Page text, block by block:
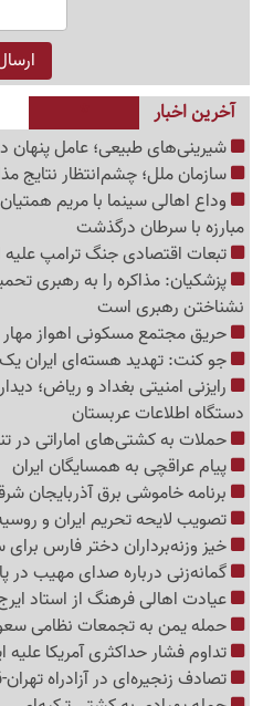
آخرین اخبار
شیرینی‌های طبیعی؛ عامل پنهان
سازمان ملل؛ چشم‌انتظار نتایج
مبارزه با سرطان درگذشت
تبعات اقتصادی جنگ ترامپ علیه
پزشکیان: مذاکره را به رهبری
نشناختن رهبری است
حریق مجتمع مسکونی اهواز
جو کنت: تهدید هسته‌ای ایران یک
رایزنی امنیتی بغداد و ریاض؛
دستگاه اطلاعات عربستان
حملات به کشتی‌های اماراتی در
پیام عراقچی به همسایگان ایران
برنامه خاموشی برق آذربایجان شرقی
تصویب لایحه تحریم ایران و
خیز وزنه‌برداران دختر فارس
گمانه‌زنی درباره صدای مهیب در
عیادت اهالی فرهنگ از استاد
حمله یمن به تجمعات نظامی
تداوم فشار حداکثری آمریکا علیه
تصادف زنجیره‌ای در آزادراه